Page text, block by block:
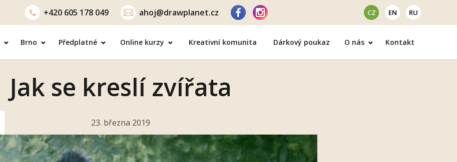
+420 605 178 049 ahoj@drawplanet.cz CZ EN RU
Brno Předplatné Online kurzy Kreativní komunita Dárkový poukaz O nás Kontakt
Jak se kreslí zvířata
23. března 2019